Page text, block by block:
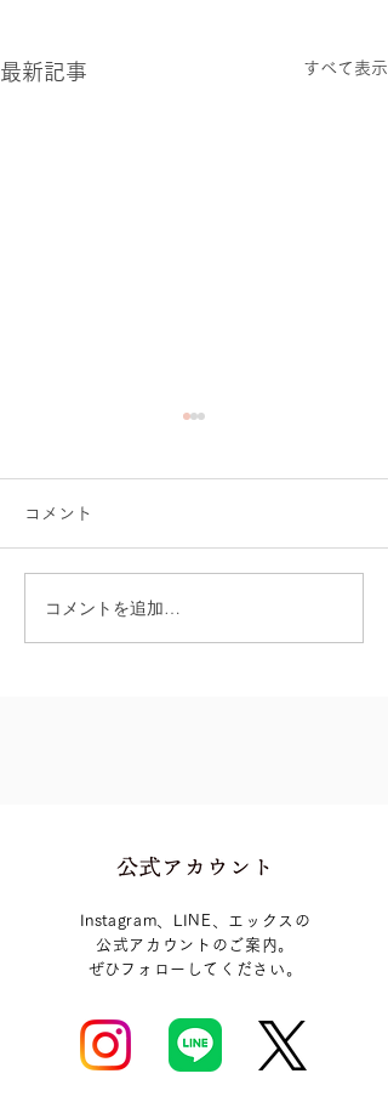
最新記事 すべて表示
皆さまからのお声で
コメント
コメントを追加…
Instagram、LINE、エックスの
公式アカウントのご案内。
​ぜひフォローしてください。